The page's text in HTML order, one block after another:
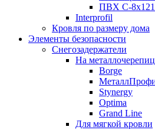
ПВХ С-
Interprofil
Кровля по размеру дома
Элементы безопасности
Снегозадержатели
На
Borge
Stynergy
Optima
Grand Line
Для мягкой кровли